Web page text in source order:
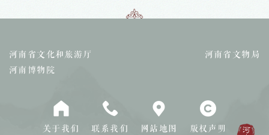
河南省文化和旅游厅
河南省文物局
河南博物院
关于我们 联系我们 网站地图 版权声明